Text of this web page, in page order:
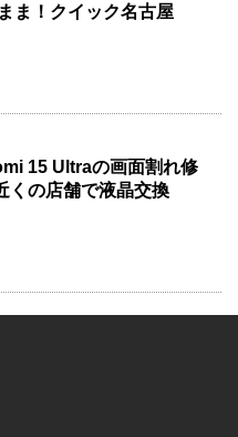
ま！クイック名古屋
15 Ultraの画面割れ修
くの店舗で液晶交換